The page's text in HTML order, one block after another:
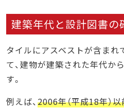
建築年代と設計図書の
タイルにアスベストが含まれ
て、建物が建築された年代か
す。
例えば、2006年（平成18年）